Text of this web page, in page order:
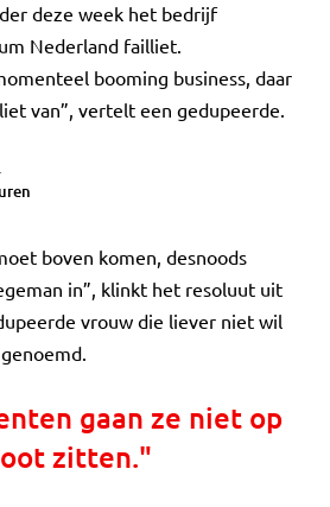
deze week het bedrijf
Nederland failliet.
booming business, daar
van”, vertelt een gedupeerde.
boven komen, desnoods
in”, klinkt het resoluut uit
vrouw die liever niet wil
gaan ze niet op
zitten."